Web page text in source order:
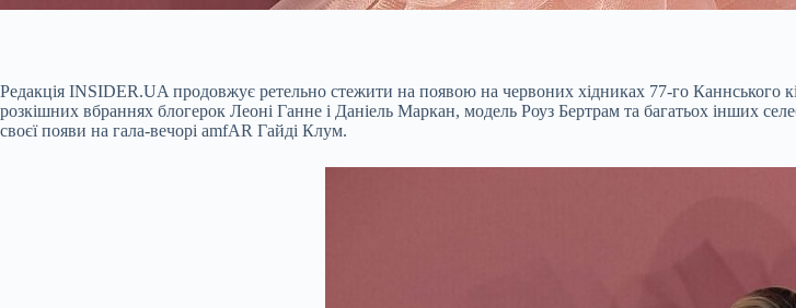
Редакція INSIDER.UA продовжує ретельно стежити на появою на червоних хідниках 77-го Каннського
розкішних вбраннях блогерок Леоні Ганне і Даніель Маркан, модель Роуз Бертрам та багатьох інших
своєї появи на гала-вечорі amfAR Гайді Клум.